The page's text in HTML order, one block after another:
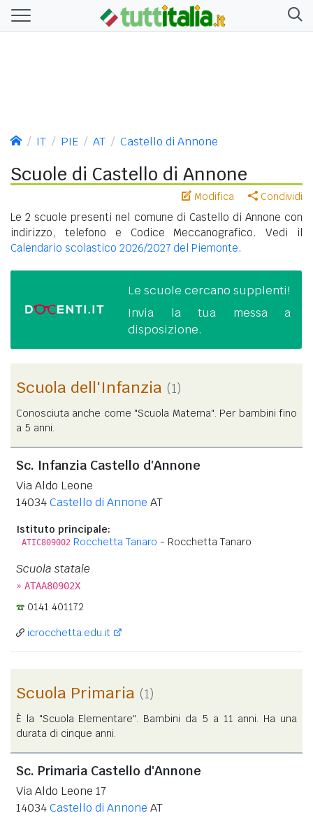
IT PIE AT Castello di Annone
Scuole di Castello di Annone
Modifica Condividi
Le 2 scuole presenti nel comune di Castello di Annone con
indirizzo, telefono e Codice Meccanografico. Vedi il
Calendario scolastico 2026/2027 del Piemonte.
Le scuole cercano supplenti!
Invia la tua messa a
disposizione.
Scuola dell'Infanzia (1)
Conosciuta anche come "Scuola Materna". Per bambini fino
a 5 anni.
Sc. Infanzia Castello d'Annone
Via Aldo Leone
14034Castello di Annone AT
Istituto principale:
ATIC809002 Rocchetta Tanaro - Rocchetta Tanaro
Scuola statale
» ATAA80902X
0141 401172
icrocchetta.edu.it
Scuola Primaria (1)
È la "Scuola Elementare". Bambini da 5 a 11 anni. Ha una
durata di cinque anni.
Sc. Primaria Castello d'Annone
Via Aldo Leone 17
14034Castello di Annone AT